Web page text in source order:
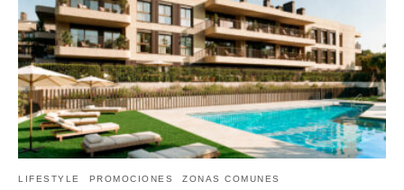
LIFESTYLE PROMOCIONES ZONAS COMUNES